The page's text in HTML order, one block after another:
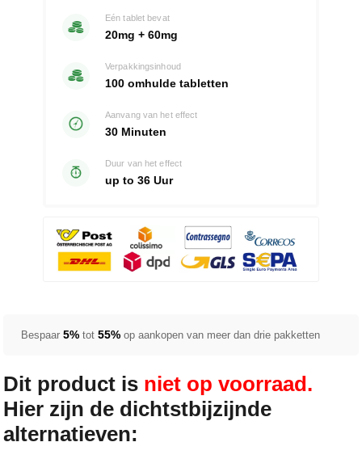
Eén tablet bevat
20mg + 60mg
Verpakkingsinhoud
100 omhulde tabletten
Aanvang van het effect
30 Minuten
Duur van het effect
up to 36 Uur
Bespaar5% tot55% op aankopen van meer dan drie pakketten
Dit product is niet op voorraad.
Hier zijn de dichtstbijzijnde
alternatieven: